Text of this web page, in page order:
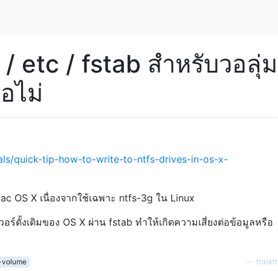
/ etc / fstab สำหรับวอลุ่ม
ไม่
quick-tip-how-to-write-to-ntfs-drives-in-os-x-
OS X เนื่องจากใช้เฉพาะ ntfs-3g ใน Linux
อร์ดั้งเดิมของ OS X ผ่าน fstab ทำให้เกิดความเสี่ยงต่อข้อมูลหรือ
trusktr